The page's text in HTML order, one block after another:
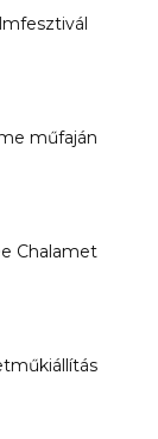
műfaján
Chalamet